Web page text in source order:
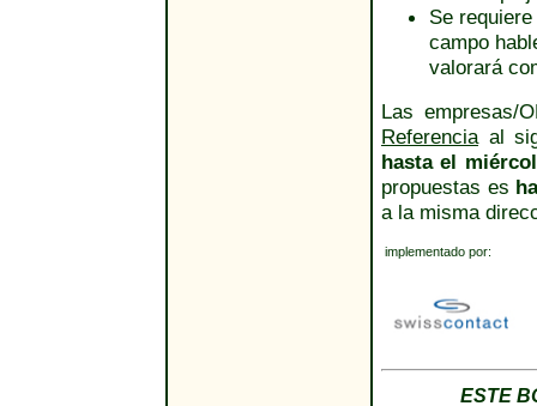
Se
campo
valorará
Las empresas/
Referenciaal
hasta el
propuestas es
a la misma
implementado por:
ESTE